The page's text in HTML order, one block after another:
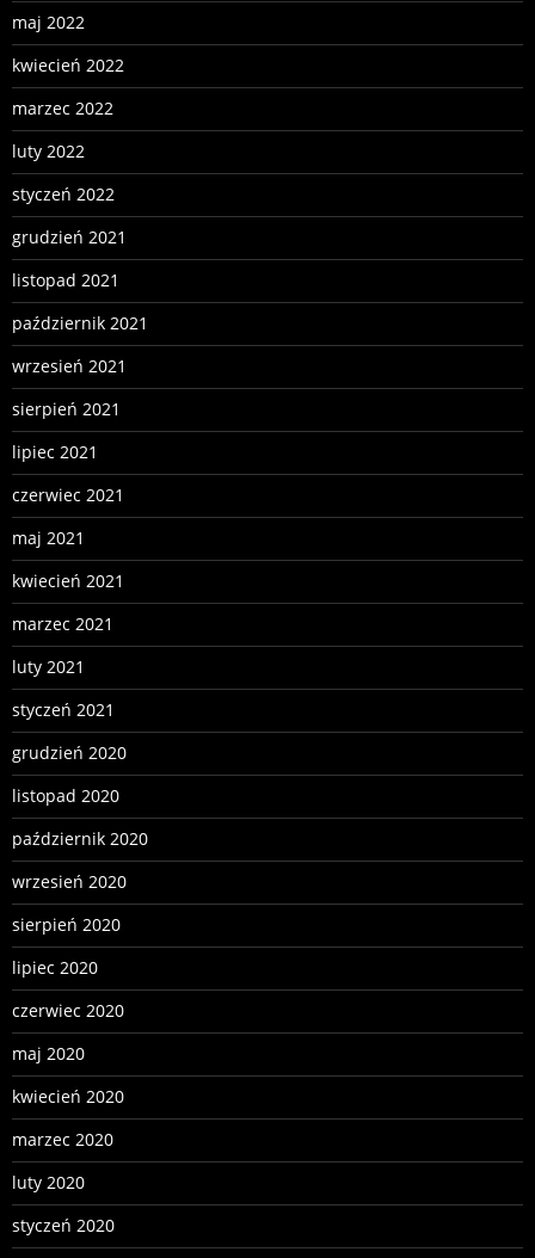
maj 2022
kwiecień 2022
marzec 2022
luty 2022
styczeń 2022
grudzień 2021
listopad 2021
październik 2021
wrzesień 2021
sierpień 2021
lipiec 2021
czerwiec 2021
maj 2021
kwiecień 2021
marzec 2021
luty 2021
styczeń 2021
grudzień 2020
listopad 2020
październik 2020
wrzesień 2020
sierpień 2020
lipiec 2020
czerwiec 2020
maj 2020
kwiecień 2020
marzec 2020
luty 2020
styczeń 2020